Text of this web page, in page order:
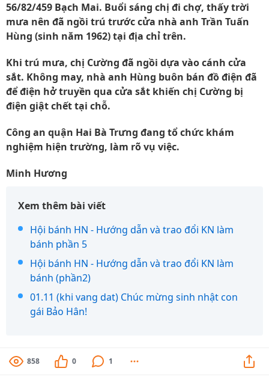
56/82/459 Bạch Mai. Buổi sáng chị đi chợ, thấy trời
mưa nên đã ngồi trú trước cửa nhà anh Trần Tuấn
Hùng (sinh năm 1962) tại địa chỉ trên.
Khi trú mưa, chị Cường đã ngồi dựa vào cánh cửa
sắt. Không may, nhà anh Hùng buôn bán đồ điện đã
để điện hở truyền qua cửa sắt khiến chị Cường bị
điện giật chết tại chỗ.
Công an quận Hai Bà Trưng đang tổ chức khám
nghiệm hiện trường, làm rõ vụ việc.
Minh Hương
Xem thêm bài viết
Hội bánh HN - Hướng dẫn và trao đổi KN làm
bánh phần 5
Hội bánh HN - Hướng dẫn và trao đổi KN làm
bánh (phần2)
01.11 (khi vang dat) Chúc mừng sinh nhật con
gái Bảo Hân!
858 0 1